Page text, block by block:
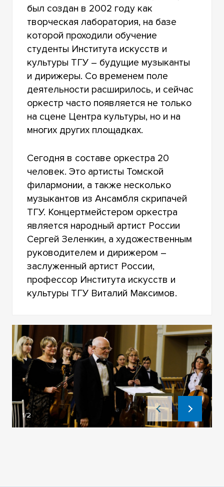
ТЕАТР ТАНЦА «ЗЕРКАЛО»
ШКОЛА ТАНЦЕВ «ТВИСТ»
ТЕАТР-СТУДИЯ «МИСТЕРИЯ ТАНЦА»
СТУДИЯ ТАНЦА «ЖЕМЧУЖИНА» ТГУ
ТЕАТРАЛЬНАЯ СТУДИЯ «ЛЮДИ»
РОК-КЛУБ ТГУ
был создан в 2002 году как
творческая лаборатория, на базе
которой проходили обучение
студенты Института искусств и
культуры ТГУ – будущие музыканты
и дирижеры. Со временем поле
деятельности расширилось, и сейчас
оркестр часто появляется не только
на сцене Центра культуры, но и на
многих других площадках.
Сегодня в составе оркестра 20
человек. Это артисты Томской
филармонии, а также несколько
музыкантов из Ансамбля скрипачей
ТГУ. Концертмейстером оркестра
является народный артист России
Сергей Зеленкин, а художественным
руководителем и дирижером –
заслуженный артист России,
профессор Института искусств и
культуры ТГУ Виталий Максимов.
1/2